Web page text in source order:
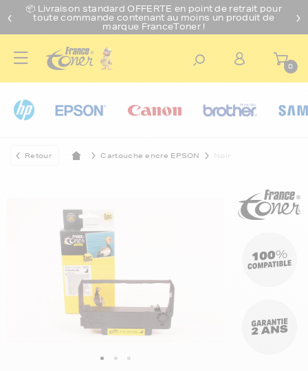
📦 Livraison standard OFFERTE en point de retrait pour
toute commande contenant au moins un produit de
marque FranceToner !
0
Retour Cartouche encre EPSON Noir